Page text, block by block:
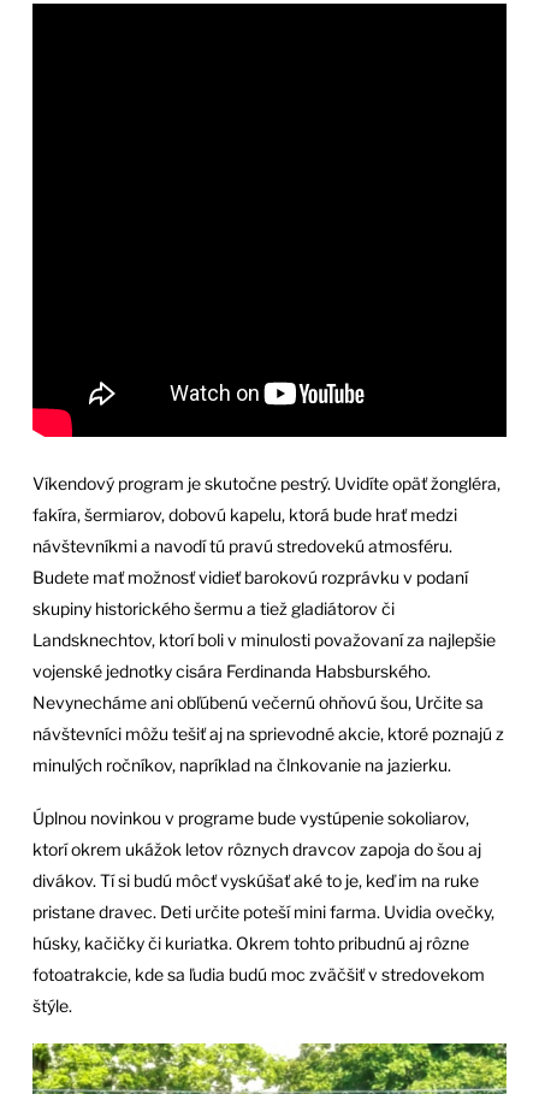
Víkendový program je skutočne pestrý. Uvidíte opäť žongléra,
fakíra, šermiarov, dobovú kapelu, ktorá bude hrať medzi
návštevníkmi a navodí tú pravú stredovekú atmosféru.
Budete mať možnosť vidieť barokovú rozprávku v podaní
skupiny historického šermu a tiež gladiátorov či
Landsknechtov, ktorí boli v minulosti považovaní za najlepšie
vojenské jednotky cisára Ferdinanda Habsburského.
Nevynecháme ani obľúbenú večernú ohňovú šou, Určite sa
návštevníci môžu tešiť aj na sprievodné akcie, ktoré poznajú z
minulých ročníkov, napríklad na člnkovanie na jazierku.
Úplnou novinkou v programe bude vystúpenie sokoliarov,
ktorí okrem ukážok letov rôznych dravcov zapoja do šou aj
divákov. Tí si budú môcť vyskúšať aké to je, keď im na ruke
pristane dravec. Deti určite poteší mini farma. Uvidia ovečky,
húsky, kačičky či kuriatka. Okrem tohto pribudnú aj rôzne
fotoatrakcie, kde sa ľudia budú moc zväčšiť v stredovekom
štýle.